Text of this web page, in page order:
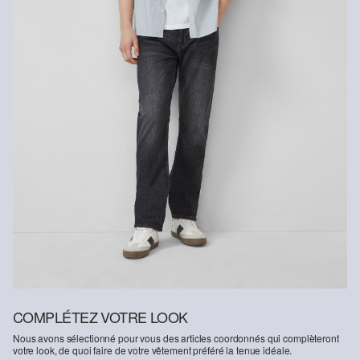
COMPLÉTEZ VOTRE LOOK
Nous avons sélectionné pour vous des articles coordonnés qui complèteront
votre look, de quoi faire de votre vêtement préféré la tenue idéale.